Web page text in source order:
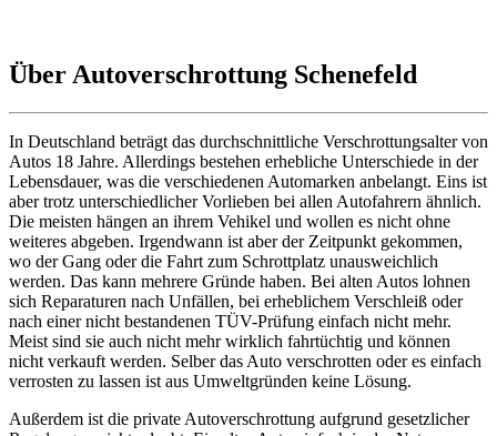
Über Autoverschrottung Schenefeld
In Deutschland beträgt das durchschnittliche Verschrottungsalter von
Autos 18 Jahre. Allerdings bestehen erhebliche Unterschiede in der
Lebensdauer, was die verschiedenen Automarken anbelangt. Eins ist
aber trotz unterschiedlicher Vorlieben bei allen Autofahrern ähnlich.
Die meisten hängen an ihrem Vehikel und wollen es nicht ohne
weiteres abgeben. Irgendwann ist aber der Zeitpunkt gekommen,
wo der Gang oder die Fahrt zum Schrottplatz unausweichlich
werden. Das kann mehrere Gründe haben. Bei alten Autos lohnen
sich Reparaturen nach Unfällen, bei erheblichem Verschleiß oder
nach einer nicht bestandenen TÜV-Prüfung einfach nicht mehr.
Meist sind sie auch nicht mehr wirklich fahrtüchtig und können
nicht verkauft werden. Selber das Auto verschrotten oder es einfach
verrosten zu lassen ist aus Umweltgründen keine Lösung.
Außerdem ist die private Autoverschrottung aufgrund gesetzlicher